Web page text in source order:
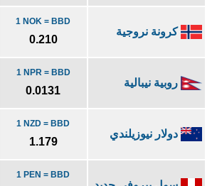
كرونة نروجية
1 NOK = BBD
0.210
روبية نيبالية
1 NPR = BBD
0.0131
دولار نيوزيلندي
1 NZD = BBD
1.179
1 PEN = BBD